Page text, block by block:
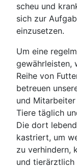
scheu und
sich zur
einzusetzen.
Um eine
gewährleisten,
Reihe von
betreuen
und
Tiere täglich
Die dort
kastriert, um
zu verhindern,
und tierärztlich